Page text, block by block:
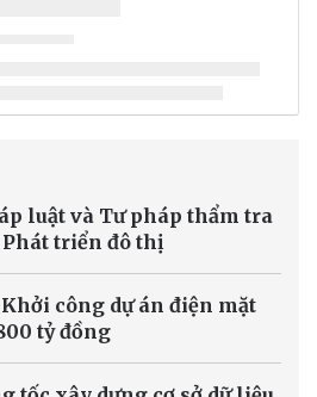
hoạch, trong khi nhu cầu xử lý rác thải
chủ đầu tư đẩy nhanh tiến độ để sớm
lở nghiêm trọng tại
Lào Cai